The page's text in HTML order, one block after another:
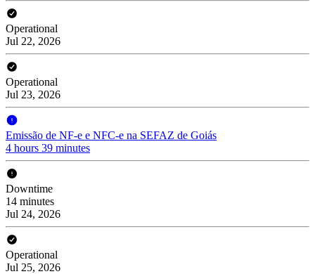
Operational
Jul 22, 2026
Operational
Jul 23, 2026
Emissão de NF-e e NFC-e na SEFAZ de Goiás
4 hours 39 minutes
Downtime
14 minutes
Jul 24, 2026
Operational
Jul 25, 2026